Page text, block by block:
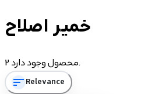
خمیر اصلاح
2 محصول وجود دارد.
sortRelevance